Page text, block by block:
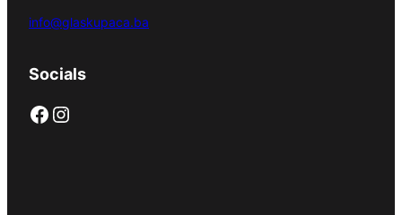
info@glaskupaca.ba
Socials
Facebook Instagram